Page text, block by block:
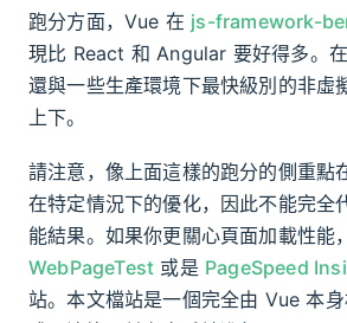
跑分方面，Vue 在 js-framework-
現比 React 和 Angular 要好得多。
還與一些生產環境下最快級別的非虛
上下。
請注意，像上面這樣的跑分的側重點
在特定情況下的優化，因此不能完全
能結果。如果你更關心頁面加載性能
WebPageTest 或是 PageSpeed
站。本文檔站是一個完全由 Vue 本